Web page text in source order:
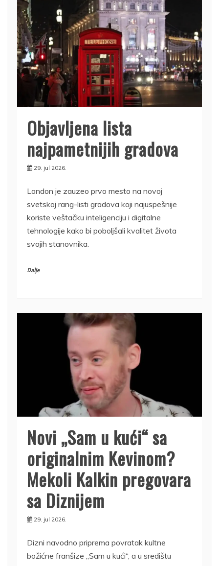
Objavljena lista
najpametnijih gradova
29. jul 2026.
London je zauzeo prvo mesto na novoj
svetskoj rang-listi gradova koji najuspešnije
koriste veštačku inteligenciju i digitalne
tehnologije kako bi poboljšali kvalitet života
svojih stanovnika.
Dalje
Novi „Sam u kući“ sa
originalnim Kevinom?
Mekoli Kalkin pregovara
sa Diznijem
29. jul 2026.
Dizni navodno priprema povratak kultne
božićne franšize „Sam u kući“, a u središtu